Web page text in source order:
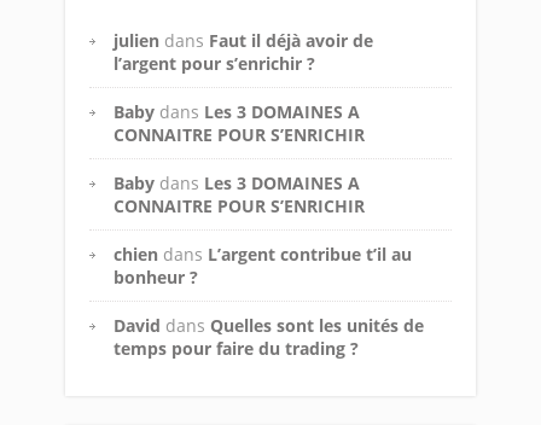
julien dans Faut il déjà avoir de
l’argent pour s’enrichir ?
Baby dans Les 3 DOMAINES A
CONNAITRE POUR S’ENRICHIR
Baby dans Les 3 DOMAINES A
CONNAITRE POUR S’ENRICHIR
chien dans L’argent contribue t’il au
bonheur ?
David dans Quelles sont les unités de
temps pour faire du trading ?